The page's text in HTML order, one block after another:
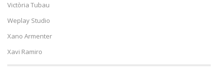
Victòria Tubau
Weplay Studio
Xano Armenter
Xavi Ramiro